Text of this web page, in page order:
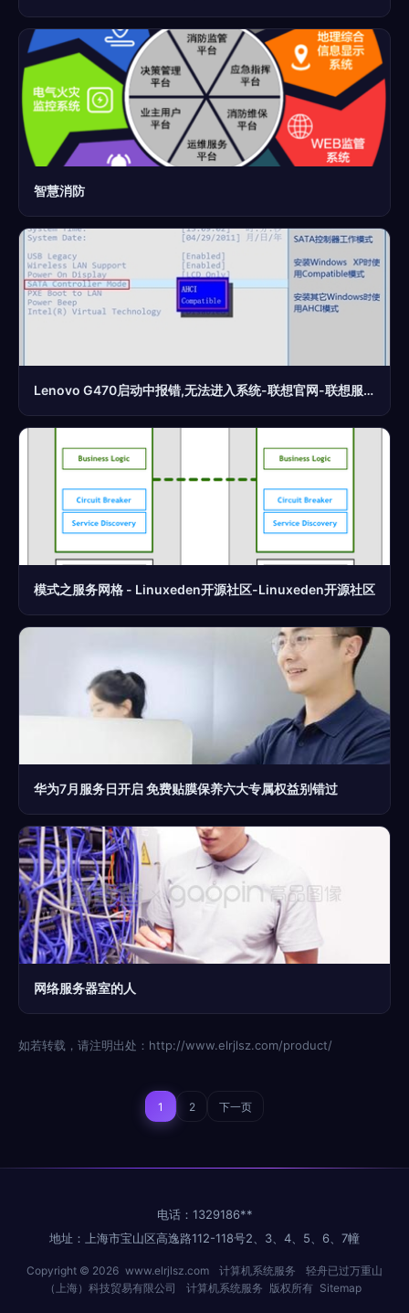
智慧消防
Lenovo G470启动中报错,无法进入系统-联想官网-联想服务-联想知识库-常见问题帮助-电脑问题解决方案
模式之服务网格 - Linuxeden开源社区-Linuxeden开源社区
华为7月服务日开启 免费贴膜保养六大专属权益别错过
网络服务器室的人
如若转载，请注明出处：http://www.elrjlsz.com/product/
1 2 下一页
电话：1329186**
地址：上海市宝山区高逸路112-118号2、3、4、5、6、7幢
Copyright © 2026 www.elrjlsz.com 计算机系统服务
轻舟已过万重山
（上海）科技贸易有限公司
计算机系统服务 版权所有 Sitemap